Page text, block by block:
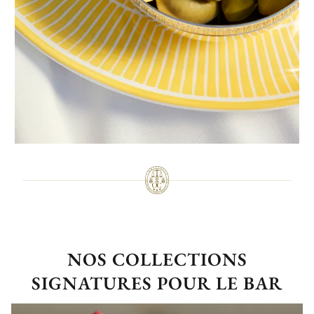
NOS COLLECTIONS
SIGNATURES POUR LE BAR